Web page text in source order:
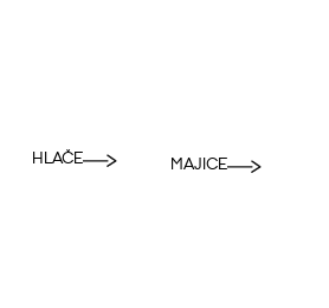
HLAČE MAJICE